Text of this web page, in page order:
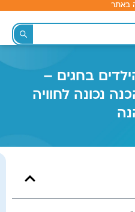
באתר
בחגים –
נכונה לחוויה